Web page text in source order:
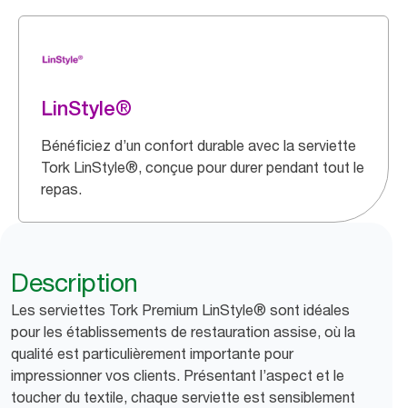
LinStyle®
Bénéficiez d’un confort durable avec la serviette
Tork LinStyle®, conçue pour durer pendant tout le
repas.
Description
Les serviettes Tork Premium LinStyle® sont idéales
pour les établissements de restauration assise, où la
qualité est particulièrement importante pour
impressionner vos clients. Présentant l’aspect et le
toucher du textile, chaque serviette est sensiblement